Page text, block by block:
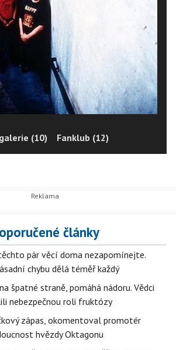
(10) Fanklub (12)
články
pár věcí doma nezapomínejte.
chybu dělá téměř každý
špatné straně, pomáhá nádoru. Vědci
nebezpečnou roli fruktózy
zápas, okomentoval promotér
hvězdy Oktagonu